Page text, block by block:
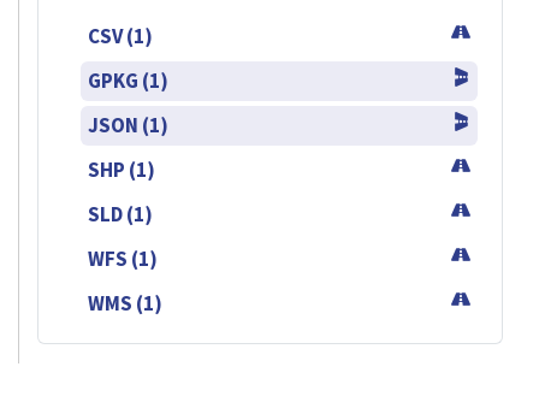
CSV (1)
GPKG (1)
JSON (1)
SHP (1)
SLD (1)
WFS (1)
WMS (1)